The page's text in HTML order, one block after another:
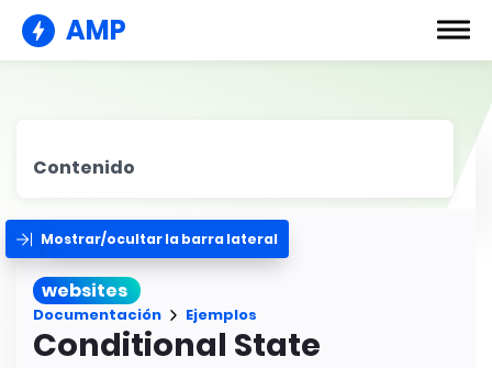
AMP
Contenido
Mostrar/ocultar la barra lateral
websites
Documentación Ejemplos
Conditional State